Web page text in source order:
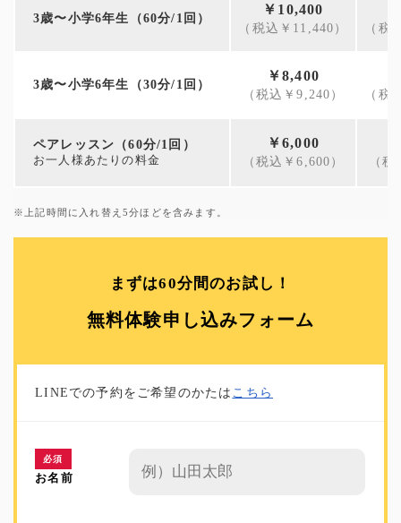
3歳〜小学6年生（60分/1回）
￥10,400
（税込￥11,440） （税
3歳〜小学6年生（30分/1回）
￥8,400
（税込￥9,240） （税
ペアレッスン（60分/1回）
お一人様あたりの料金
￥6,000
（税込￥6,600） （
※上記時間に入れ替え5分ほどを含みます。
まずは60分間のお試し！
無料体験申し込みフォーム
LINEでの予約をご希望のかたは こちら
必須
お名前